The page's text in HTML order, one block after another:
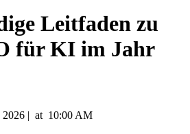
Leitfaden zu
für KI im Jahr
2026 | at 10:00 AM